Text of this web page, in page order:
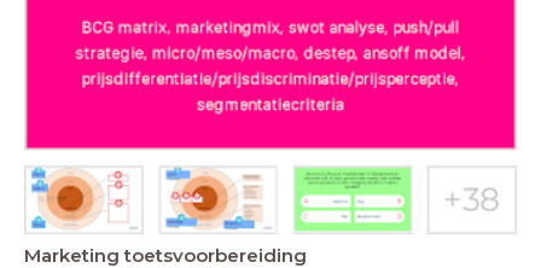
Marketing toetsvoorbereiding